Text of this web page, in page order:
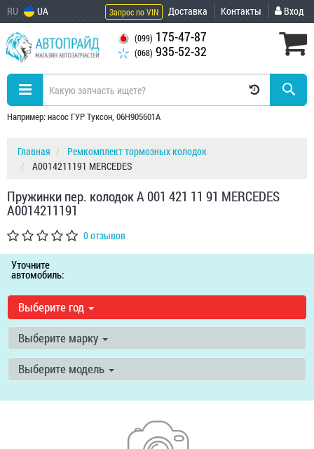
RU UA Запрос по VIN Доставка Контакты Вход
(099) 175-47-87
(068) 935-52-32
Например: насос ГУР Туксон, 06H905601A
Главная
Ремкомплект тормозных колодок
A0014211191 MERCEDES
Пружинки пер. колодок A 001 421 11 91 MERCEDES
A0014211191
0 отзывов
Уточните
автомобиль:
Выберите год
Выберите марку
Выберите модель